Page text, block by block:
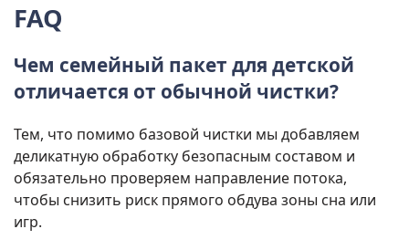
FAQ
Чем семейный пакет для детской
отличается от обычной чистки?
Тем, что помимо базовой чистки мы добавляем
деликатную обработку безопасным составом и
обязательно проверяем направление потока,
чтобы снизить риск прямого обдува зоны сна или
игр.